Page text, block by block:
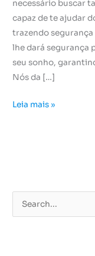
necessário buscar
capaz de te ajudar
trazendo
lhe dará segurança
seu sonho,
Nós da […]
Leia mais »
e